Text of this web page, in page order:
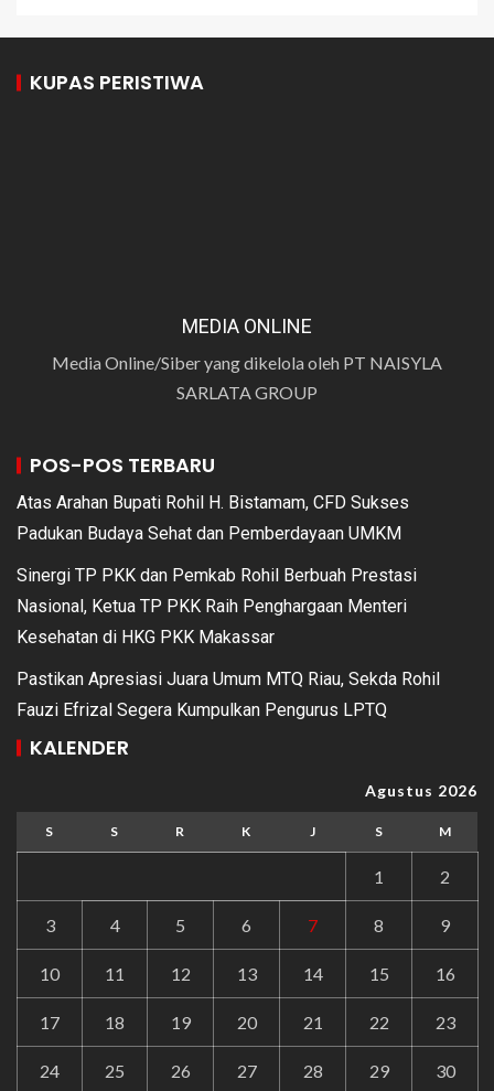
KUPAS PERISTIWA
MEDIA ONLINE
Media Online/Siber yang dikelola oleh PT NAISYLA
SARLATA GROUP
POS-POS TERBARU
Atas Arahan Bupati Rohil H. Bistamam, CFD Sukses
Padukan Budaya Sehat dan Pemberdayaan UMKM
Sinergi TP PKK dan Pemkab Rohil Berbuah Prestasi
Nasional, Ketua TP PKK Raih Penghargaan Menteri
Kesehatan di HKG PKK Makassar
Pastikan Apresiasi Juara Umum MTQ Riau, Sekda Rohil
Fauzi Efrizal Segera Kumpulkan Pengurus LPTQ
KALENDER
Agustus 2026
S S R K J S M
1 2
3 4 5 6 7 8 9
10 11 12 13 14 15 16
17 18 19 20 21 22 23
24 25 26 27 28 29 30